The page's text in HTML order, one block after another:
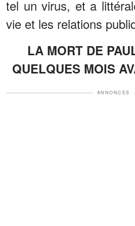
tel un virus, et a
vie et les relations
LA MORT DE
QUELQUES MOIS
ANNONCES